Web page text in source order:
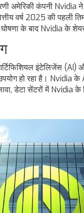
कंपनी Nvidia ने
वर्ष 2025 की पहली
के बाद Nvidia के
इंटेलिजेंस (AI)
हो रहा है। Nvidia
डेटा सेंटरों में Nvidia के